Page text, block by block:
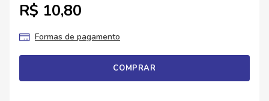
R$ 10,80
Formas de pagamento
COMPRAR